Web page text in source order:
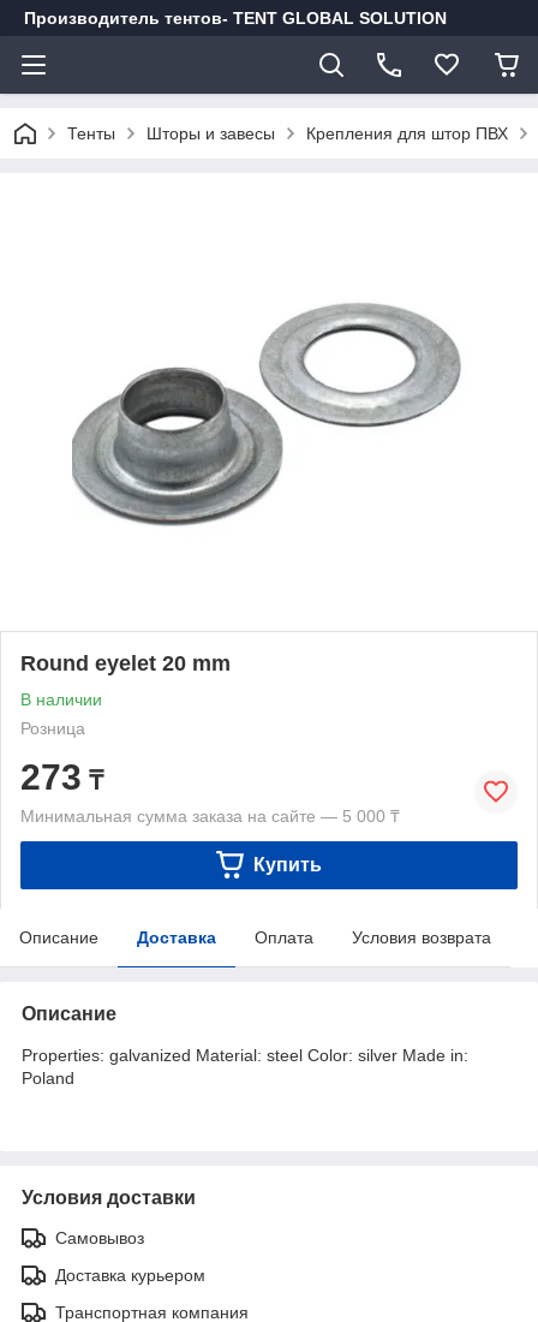
Производитель тентов- TENT GLOBAL SOLUTION
Тенты Шторы и завесы Крепления для штор ПВХ
Round eyelet 20 mm
В наличии
Розница
273 ₸
Минимальная сумма заказа на сайте — 5 000 ₸
Купить
Описание Доставка Оплата Условия возврата
Описание
Properties: galvanized Material: steel Color: silver Made in:
Poland
Условия доставки
Самовывоз
Доставка курьером
Транспортная компания